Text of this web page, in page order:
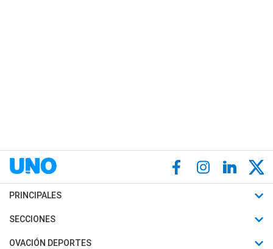
PRINCIPALES
Últimas Noticias
Política
SECCIONES
Horóscopo
OVACIÓN DEPORTES